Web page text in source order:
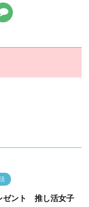
ゼント 推し活女子